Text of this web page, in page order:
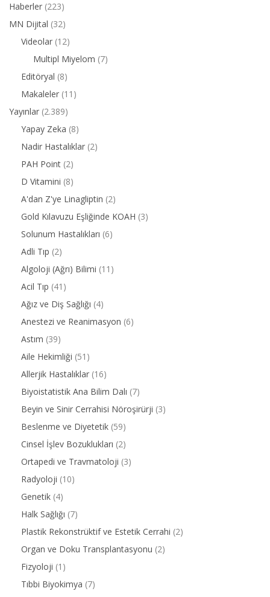
Haberler (223)
MN Dijital (32)
Videolar (12)
Multipl Miyelom (7)
Editöryal (8)
Makaleler (11)
Yayınlar (2.389)
Yapay Zeka (8)
Nadir Hastalıklar (2)
PAH Point (2)
D Vitamini (8)
A'dan Z'ye Linagliptin (2)
Gold Kılavuzu Eşliğinde KOAH (3)
Solunum Hastalıkları (6)
Adli Tıp (2)
Algoloji (Ağrı) Bilimi (11)
Acil Tıp (41)
Ağız ve Diş Sağlığı (4)
Anestezi ve Reanimasyon (6)
Astım (39)
Aile Hekimliği (51)
Allerjik Hastalıklar (16)
Biyoistatistik Ana Bilim Dalı (7)
Beyin ve Sinir Cerrahisi Nöroşirürji (3)
Beslenme ve Diyetetik (59)
Cinsel İşlev Bozuklukları (2)
Ortapedi ve Travmatoloji (3)
Radyoloji (10)
Genetik (4)
Halk Sağlığı (7)
Plastik Rekonstrüktif ve Estetik Cerrahi (2)
Organ ve Doku Transplantasyonu (2)
Fizyoloji (1)
Tıbbi Biyokimya (7)